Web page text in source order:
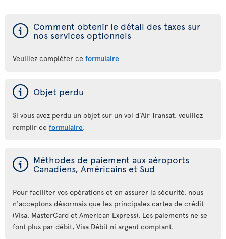
ý Comment obtenir le détail des taxes sur
nos services optionnels
Veuillez compléter ce formulaire
ý Objet perdu
Si vous avez perdu un objet sur un vol d’Air Transat, veuillez
remplir ce formulaire.
ý Méthodes de paiement aux aéroports
Canadiens, Américains et Sud
Pour faciliter vos opérations et en assurer la sécurité, nous
n'acceptons désormais que les principales cartes de crédit
(Visa, MasterCard et American Express). Les paiements ne se
font plus par débit, Visa Débit ni argent comptant.